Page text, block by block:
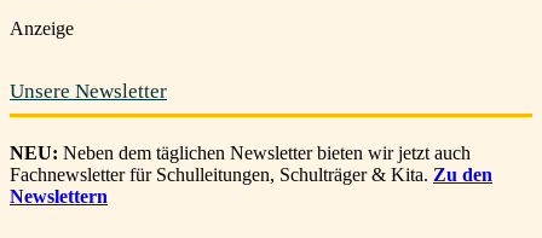
Anzeige
Unsere Newsletter
NEU: Neben dem täglichen Newsletter bieten wir jetzt auch
Fachnewsletter für Schulleitungen, Schulträger & Kita. Zu den
Newslettern